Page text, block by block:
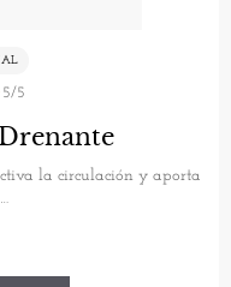
5/5
la circulación y aporta